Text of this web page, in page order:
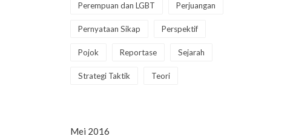
Perempuan dan LGBT Perjuangan
Pernyataan Sikap Perspektif
Pojok Reportase Sejarah
Strategi Taktik Teori
Mei 2016